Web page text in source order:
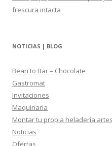
frescura intacta
NOTICIAS | BLOG
Bean to Bar – Chocolate
Gastromat
Invitaciones
Maquinaria
Montar tu propia heladería
Noticias
Ofertas